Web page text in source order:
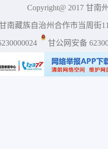
Copyright@ 2017 甘南
南藏族自治州合作市当周街
甘公网安备